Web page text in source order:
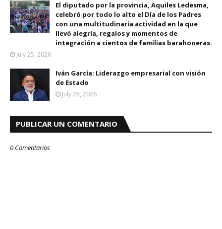
El diputado por la provincia, Aquiles Ledesma,
celebró por todo lo alto el Día de los Padres
con una multitudinaria actividad en la que
llevó alegría, regalos y momentos de
integración a cientos de familias barahoneras.
July 25, 2026
Iván García: Liderazgo empresarial con visión
de Estado
July 25, 2026
PUBLICAR UN COMENTARIO
0 Comentarios